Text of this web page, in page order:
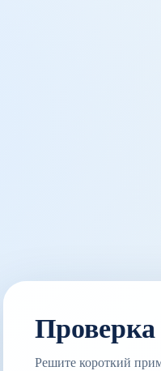
Проверка
Решите короткий